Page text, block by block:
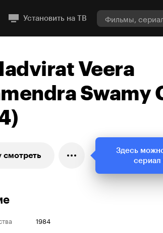
Установить на ТВ
Veera
Swamy
смотреть
1984
Здесь